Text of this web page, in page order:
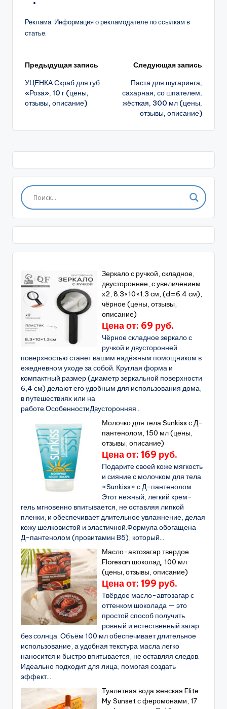
Реклама. Информация о рекламодателе по ссылкам в
статье.
Навигация
записи
Предыдущая запись
УЦЕНКА Скраб для губ
«Роза», 10 г (цены,
отзывы, описание)
Следующая запись
Паста для шугаринга,
сахарная, со шпателем,
жёсткая, 300 мл (цены,
отзывы, описание)
Зеркало с ручкой, складное,
двустороннее, с увеличением
х2, 8.3×10×1.3 см, (d=6.4 см),
чёрное (цены, отзывы,
описание)
Цена от: 69 руб.
Чёрное складное зеркало с
ручкой и двусторонней
поверхностью станет вашим надёжным помощником в
ежедневном уходе за собой. Круглая форма и
компактный размер (диаметр зеркальной поверхности
6,4 см) делают его удобным для использования дома,
в путешествиях или на
работе.ОсобенностиДвусторонняя...
Молочко для тела Sunkiss с Д-
пантенолом, 150 мл (цены,
отзывы, описание)
Цена от: 169 руб.
Подарите своей коже мягкость
и сияние с молочком для тела
«Sunkiss» с Д-пантенолом.
Этот нежный, легкий крем-
гель мгновенно впитывается, не оставляя липкой
пленки, и обеспечивает длительное увлажнение, делая
кожу шелковистой и эластичной.Формула обогащена
Д-пантенолом (провитамин B5), который...
Масло-автозагар твердое
Floresan шоколад, 100 мл
(цены, отзывы, описание)
Цена от: 199 руб.
Твёрдое масло-автозагар с
оттенком шоколада — это
простой способ получить
ровный и естественный загар
без солнца. Объём 100 мл обеспечивает длительное
использование, а удобная текстура масла легко
наносится и быстро впитывается, не оставляя следов.
Идеально подходит для лица, помогая создать
эффект...
Туалетная вода женская Elite
My Sunset с феромонами, 17